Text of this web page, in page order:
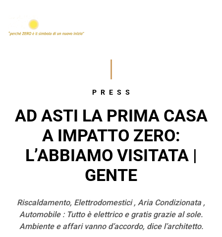
PRESS
AD ASTI LA PRIMA CASA
A IMPATTO ZERO:
L’ABBIAMO VISITATA |
GENTE
Riscaldamento, Elettrodomestici , Aria Condizionata ,
Automobile : Tutto è elettrico e gratis grazie al sole.
Ambiente e affari vanno d’accordo, dice l’architetto.